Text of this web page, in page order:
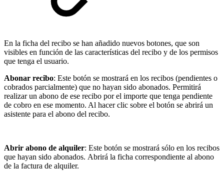
En la ficha del recibo se han añadido nuevos botones, que son
visibles en función de las características del recibo y de los permisos
que tenga el usuario.
Abonar recibo: Este botón se mostrará en los recibos (pendientes o
cobrados parcialmente) que no hayan sido abonados. Permitirá
realizar un abono de ese recibo por el importe que tenga pendiente
de cobro en ese momento. Al hacer clic sobre el botón se abrirá un
asistente para el abono del recibo.
Abrir abono de alquiler: Este botón se mostrará sólo en los recibos
que hayan sido abonados. Abrirá la ficha correspondiente al abono
de la factura de alquiler.